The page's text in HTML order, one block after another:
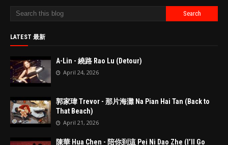
LATEST 最新
A-Lin - 繞路 Rao Lu (Detour)
April 24, 2026
郭家瑋 Trevor - 那片海灘 Na Pian Hai Tan (Back to
That Beach)
April 21, 2026
陳華 Hua Chen - 陪你到這 Pei Ni Dao Zhe (I’ll Go